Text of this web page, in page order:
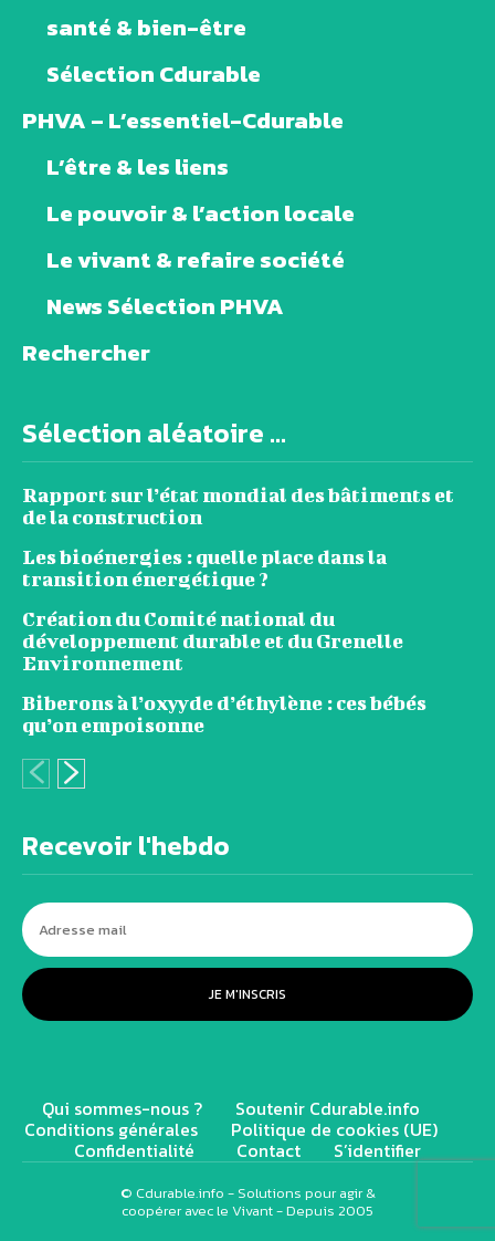
santé & bien-être
Sélection Cdurable
PHVA – L’essentiel-Cdurable
L’être & les liens
Le pouvoir & l’action locale
Le vivant & refaire société
News Sélection PHVA
Rechercher
Sélection aléatoire ...
Rapport sur l’état mondial des bâtiments et
de la construction
Les bioénergies : quelle place dans la
transition énergétique ?
Création du Comité national du
développement durable et du Grenelle
Environnement
Biberons à l’oxyyde d’éthylène : ces bébés
qu’on empoisonne
Recevoir l'hebdo
JE M'INSCRIS
Qui sommes-nous ? Soutenir Cdurable.info
Conditions générales Politique de cookies (UE)
Confidentialité Contact S’identifier
© Cdurable.info - Solutions pour agir &
coopérer avec le Vivant - Depuis 2005